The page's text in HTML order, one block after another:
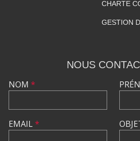
CHARTE
GESTION
NOUS
NOM *
EMAIL*